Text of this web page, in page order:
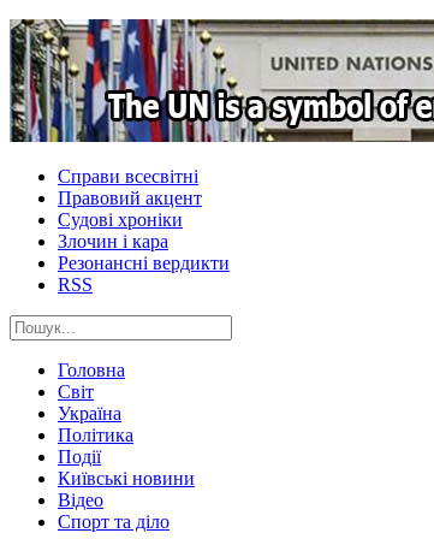
Справи всесвітні
Правовий акцент
Судові хроніки
Злочин і кара
Резонансні вердикти
RSS
Головна
Світ
Україна
Політика
Події
Київські новини
Відео
Спорт та діло